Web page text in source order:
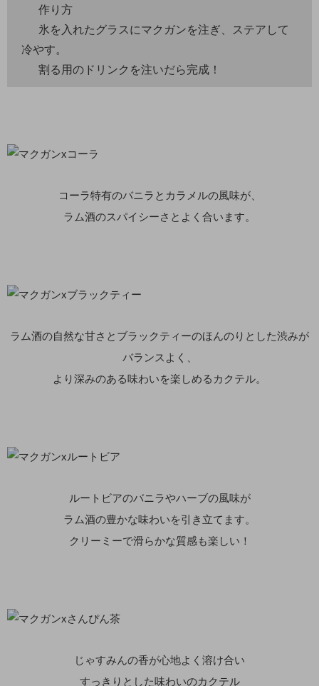
作り方
氷を入れたグラスにマクガンを注ぎ、ステアして
冷やす。
割る用のドリンクを注いだら完成！
コーラ特有のバニラとカラメルの風味が、
ラム酒のスパイシーさとよく合います。
ラム酒の自然な甘さとブラックティーのほんのりとした渋みが
バランスよく、
より深みのある味わいを楽しめるカクテル。
ルートビアのバニラやハーブの風味が
ラム酒の豊かな味わいを引き立てます。
クリーミーで滑らかな質感も楽しい！
じゃすみんの香が心地よく溶け合い
すっきりとした味わいのカクテル